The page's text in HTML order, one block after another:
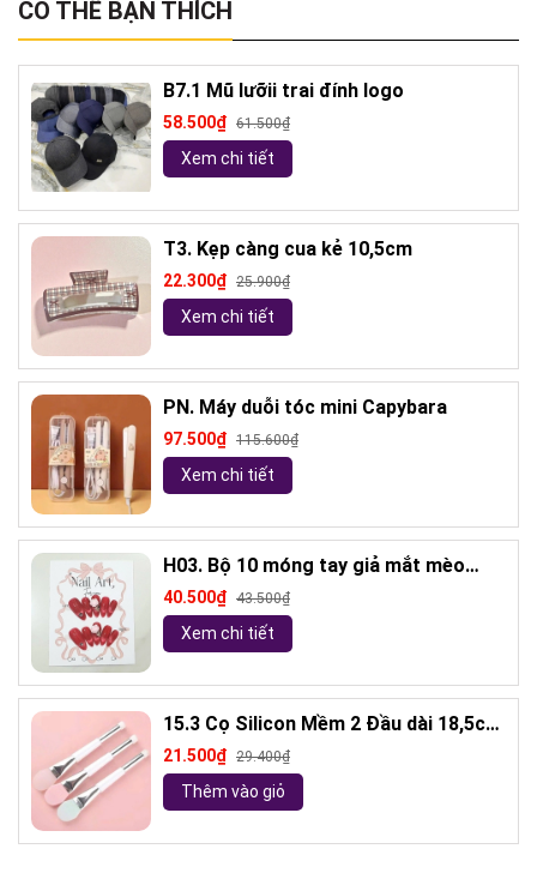
CÓ THỂ BẠN THÍCH
B7.1 Mũ lưỡii trai đính logo
58.500₫ 61.500₫
Xem chi tiết
T3. Kẹp càng cua kẻ 10,5cm
22.300₫ 25.900₫
Xem chi tiết
PN. Máy duỗi tóc mini Capybara
97.500₫ 115.600₫
Xem chi tiết
H03. Bộ 10 móng tay giả mắt mèo
kèm keo và giũa móng (ngẫu nhiên)
40.500₫ 43.500₫
Xem chi tiết
15.3 Cọ Silicon Mềm 2 Đầu dài 18,5cm
( ngẫu nhiên)
21.500₫ 29.400₫
Thêm vào giỏ